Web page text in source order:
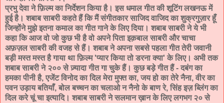
प्रभु देवा ने फ़िल्म का निर्देशन किया है। इस धमाल गीत की शूटिंग लखनऊ में
हुई है। शबाब साबरी कहते हैं कि मैं संगीतकार साजिद वाजिद का शुक्रगुज़ार हूँ
जिन्होंने मुझे इतना कमाल का गीत गाने के लिए दिया। शबाब साबरी ने ये भी
कहा कि आज वो जो कुछ भी है वो अपने पिता इक़बाल साबरी और चाचा
अफ़ज़ल साबरी की वजह से हैं। शबाब ने अपना सबसे पहला गीत तेरी जवानी
बड़ी मस्त मस्त है गाया था फ़िल्म 'प्यार किया तो डरना क्या' के लिए। अभी तक
शबाब साबरी ने २०० से ज़्यादा गीत गा चुके हैं। कुछ बड़े गीत हैं - दबंग का
हमका पीनी है, एजेंट विनोद का दिल मेरा मुफ्त का, जय हो का तेरे नैना, वीर का
पवन उड़ाय बतियाँ, बोल बच्चन का चलाओ न नैनो के बाण रे, सिंह इज़ ब्लिंग का
दिल करे चूं चा इत्यादि। शबाब साबरी ने सलमान ख़ान के लिए लगभग २० से